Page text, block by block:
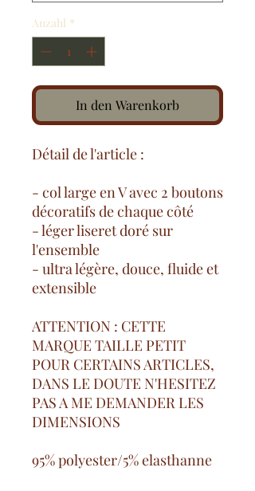
Anzahl *
In den Warenkorb
Détail de l'article :
- col large en V avec 2 boutons
décoratifs de chaque côté
- léger liseret doré sur
l'ensemble
- ultra légère, douce, fluide et
extensible
ATTENTION : CETTE
MARQUE TAILLE PETIT
POUR CERTAINS ARTICLES,
DANS LE DOUTE N'HESITEZ
PAS A ME DEMANDER LES
DIMENSIONS
95% polyester/5% elasthanne